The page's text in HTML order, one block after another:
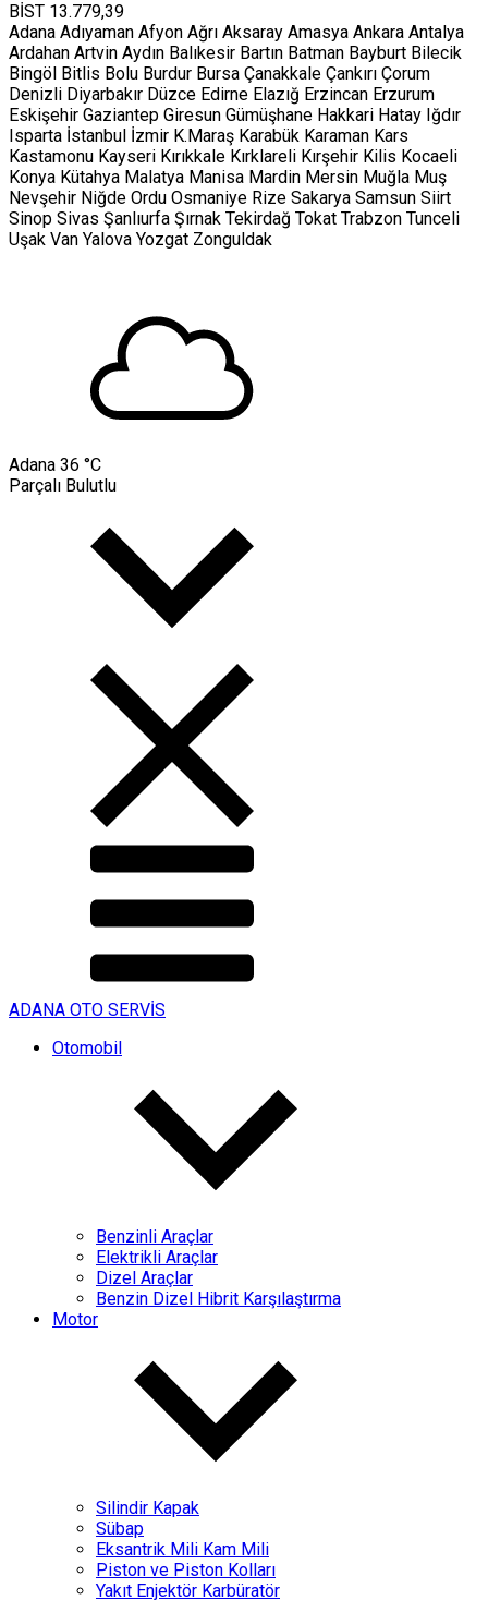
BİST 13.779,39
Adana Adıyaman Afyon Ağrı Aksaray Amasya Ankara Antalya
Ardahan Artvin Aydın Balıkesir Bartın Batman Bayburt Bilecik
Bingöl Bitlis Bolu Burdur Bursa Çanakkale Çankırı Çorum
Denizli Diyarbakır Düzce Edirne Elazığ Erzincan Erzurum
Eskişehir Gaziantep Giresun Gümüşhane Hakkari Hatay Iğdır
Isparta İstanbul İzmir K.Maraş Karabük Karaman Kars
Kastamonu Kayseri Kırıkkale Kırklareli Kırşehir Kilis Kocaeli
Konya Kütahya Malatya Manisa Mardin Mersin Muğla Muş
Nevşehir Niğde Ordu Osmaniye Rize Sakarya Samsun Siirt
Sinop Sivas Şanlıurfa Şırnak Tekirdağ Tokat Trabzon Tunceli
Uşak Van Yalova Yozgat Zonguldak
Adana 36 °C
Parçalı Bulutlu
ADANA OTO SERVİS
Otomobil
Benzinli Araçlar
Elektrikli Araçlar
Dizel Araçlar
Benzin Dizel Hibrit Karşılaştırma
Motor
Silindir Kapak
Sübap
Eksantrik Mili Kam Mili
Piston ve Piston Kolları
Yakıt Enjektör Karbüratör